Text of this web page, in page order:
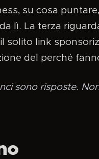
su cosa
lì. La terza
solito link
del perché
sono risposte.